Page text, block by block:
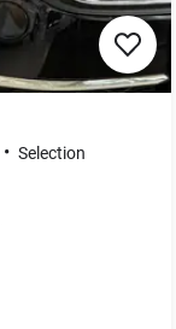
• Selection